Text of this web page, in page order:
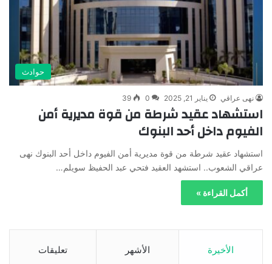
حوادث
نهى عراقي يناير 21, 2025 0
39
استشهاد عقيد شرطة من قوة مديرية أمن
الفيوم داخل أحد البنوك
استشهاد عقيد شرطة من قوة مديرية أمن الفيوم داخل أحد البنوك نهى
عراقي الشعوب.. استشهد العقيد فتحي عبد الحفيظ سويلم…
أكمل القراءة »
الأخيرة الأشهر تعليقات